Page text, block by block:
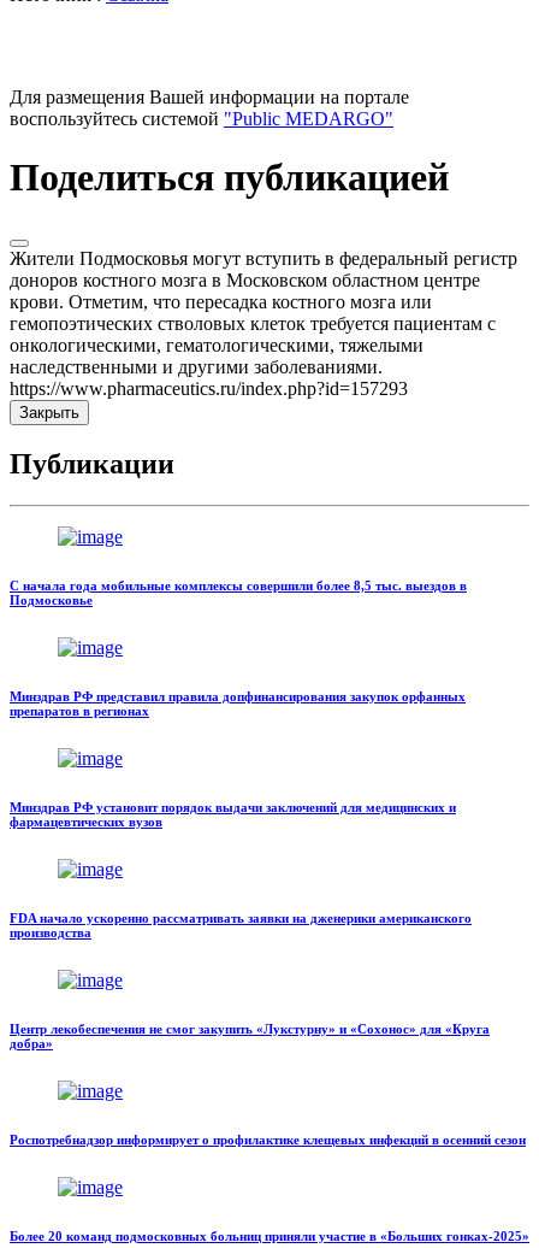
Для размещения Вашей информации на портале
воспользуйтесь системой "Public MEDARGO"
Поделиться публикацией
Жители Подмосковья могут вступить в федеральный регистр
доноров костного мозга в Московском областном центре
крови. Отметим, что пересадка костного мозга или
гемопоэтических стволовых клеток требуется пациентам с
онкологическими, гематологическими, тяжелыми
наследственными и другими заболеваниями.
https://www.pharmaceutics.ru/index.php?id=157293
Закрыть
Публикации
С начала года мобильные комплексы совершили более 8,5 тыс. выездов в
Подмосковье
Минздрав РФ представил правила допфинансирования закупок орфанных
препаратов в регионах
Минздрав РФ установит порядок выдачи заключений для медицинских и
фармацевтических вузов
FDA начало ускоренно рассматривать заявки на дженерики американского
производства
Центр лекобеспечения не смог закупить «Лукстурну» и «Сохонос» для «Круга
добра»
Роспотребнадзор информирует о профилактике клещевых инфекций в осенний сезон
Более 20 команд подмосковных больниц приняли участие в «Больших гонках-2025»